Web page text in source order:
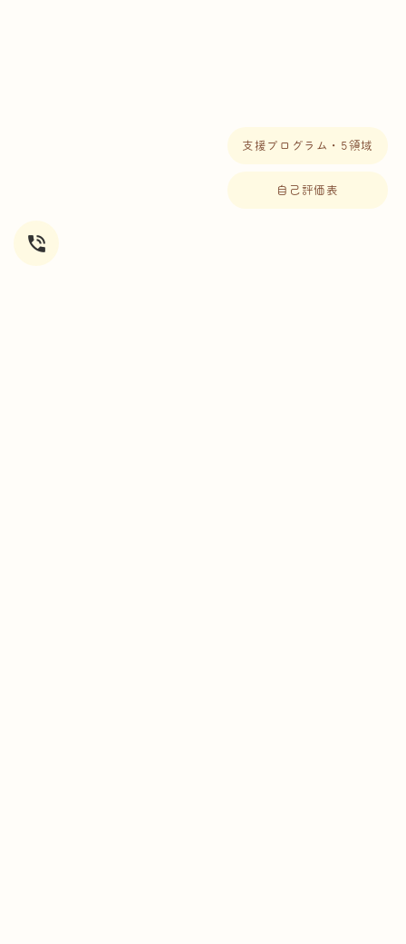
phone_in_talk
支援プログラム・5領域
自己評価表